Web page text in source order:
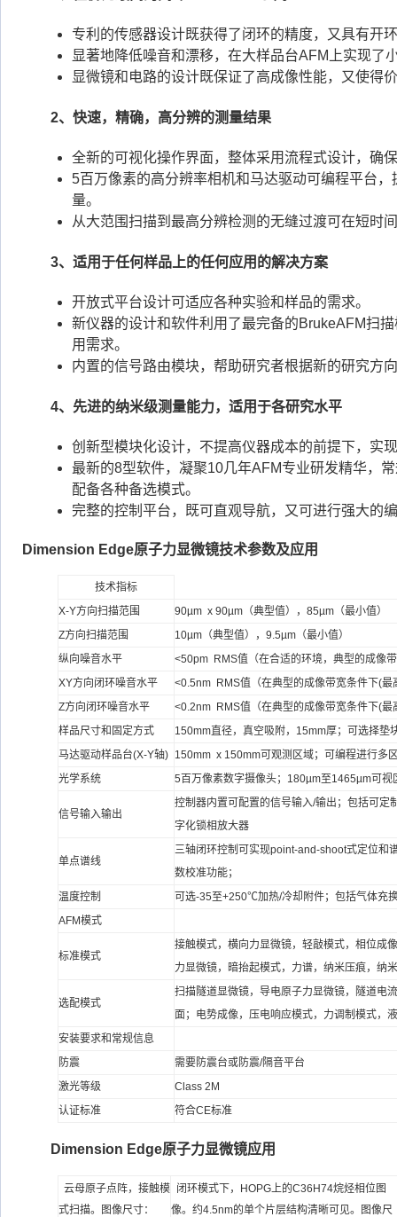
专利的传感器设计既获得了闭环的精度，又具有开
显著地降低噪音和漂移，在大样品台AFM上实现了
显微镜和电路的设计既保证了高成像性能，又使得
2、快速，精确，高分辨的测量结果
全新的可视化操作界面，整体采用流程式设计，确
5百万像素的高分辨率相机和马达驱动可编程平台
量。
从大范围扫描到最高分辨检测的无缝过渡可在短时
3、适用于任何样品上的任何应用的解决方案
开放式平台设计可适应各种实验和样品的需求。
新仪器的设计和软件利用了最完备的BrukeAFM扫
用需求。
内置的信号路由模块，帮助研究者根据新的研究方
4、先进的纳米级测量能力，适用于各研究水平
创新型模块化设计，不提高仪器成本的前提下，实
最新的8型软件，凝聚10几年AFM专业研发精华，
配备各种备选模式。
完整的控制平台，既可直观导航，又可进行强大的
Dimension Edge原子力显微镜技术参数及应用
技术指标
X-Y方向扫描范围
90µm x 90µm（典型值），85µm（最小值）
Z方向扫描范围
10µm（典型值），9.5µm（最小值）
纵向噪音水平
<50pm RMS值（在合适的环境，典型的成像
XY方向闭环噪音水平
<0.5nm RMS值（在典型的成像带宽条件下(最
Z方向闭环噪音水平
<0.2nm RMS值（在典型的成像带宽条件下(最
样品尺寸和固定方式
150mm直径，真空吸附，15mm厚；可选择垫
马达驱动样品台(X-Y轴) 150mm x 150mm可观测区域；可编程进行多
光学系统
5百万像素数字摄像头；180µm至1465µm可视
信号输入输出
控制器内置可配置的信号输入/输出；包括可定
字化锁相放大器
单点谱线
三轴闭环控制可实现point-and-shoot式定位和
数校准功能；
温度控制
可选-35至+250℃加热/冷却附件；包括气体充
AFM模式
标准模式
接触模式，横向力显微镜，轻敲模式，相位成
力显微镜，暗抬起模式，力谱，纳米压痕，纳
选配模式
扫描隧道显微镜，导电原子力显微镜，隧道电
面；电势成像，压电响应模式，力调制模式，
安装要求和常规信息
防震
需要防震台或防震/隔音平台
激光等级
Class 2M
认证标准
符合CE标准
Dimension Edge原子力显微镜应用
云母原子点阵，接触模
式扫描。图像尺寸：
闭环模式下，HOPG上的C36H74烷烃相位图
像。约4.5nm的单个片层结构清晰可见。图像尺